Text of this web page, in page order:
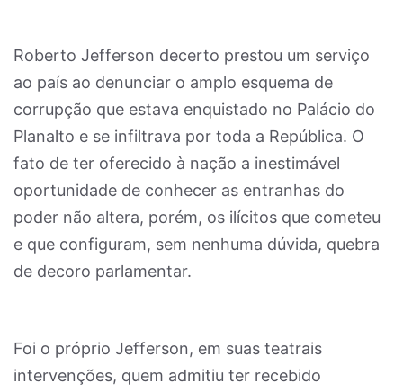
Roberto Jefferson decerto prestou um serviço
ao país ao denunciar o amplo esquema de
corrupção que estava enquistado no Palácio do
Planalto e se infiltrava por toda a República. O
fato de ter oferecido à nação a inestimável
oportunidade de conhecer as entranhas do
poder não altera, porém, os ilícitos que cometeu
e que configuram, sem nenhuma dúvida, quebra
de decoro parlamentar.
Foi o próprio Jefferson, em suas teatrais
intervenções, quem admitiu ter recebido